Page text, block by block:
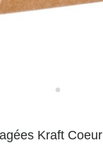
Kraft Coeur